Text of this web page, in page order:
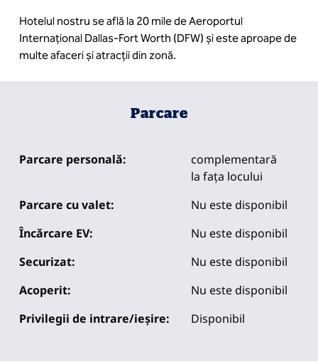
Hotelul nostru se află la 20 mile de Aeroportul
Internațional Dallas-Fort Worth (DFW) și este aproape de
multe afaceri și atracții din zonă.
Parcare
Parcare personală:
complementară
la fața locului
Parcare cu valet:
Nu este disponibil
Încărcare EV:
Nu este disponibil
Securizat:
Nu este disponibil
Acoperit:
Nu este disponibil
Privilegii de intrare/ieșire:
Disponibil